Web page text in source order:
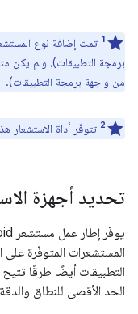
1
من واجهة برمجة التطبيقات).
2 تتوفّر أداة الاستشعار
تحديد أجهزة
المستشعرات المتوفّرة
التطبيقات أيضًا طرقًا
الحد الأقصى للنطاق